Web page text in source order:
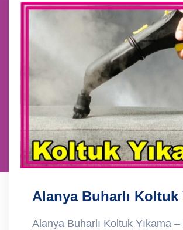
Alanya Buharlı Koltuk
Alanya Buharlı Koltuk Yıkama